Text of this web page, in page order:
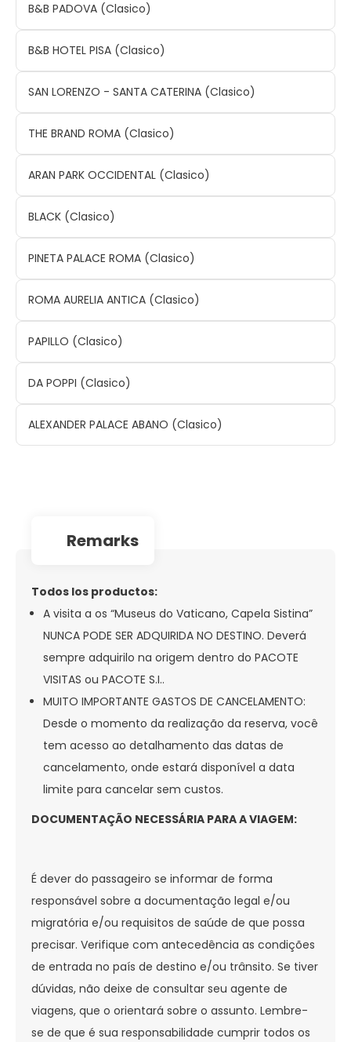
B&B PADOVA (Clasico)
B&B HOTEL PISA (Clasico)
SAN LORENZO - SANTA CATERINA (Clasico)
THE BRAND ROMA (Clasico)
ARAN PARK OCCIDENTAL (Clasico)
BLACK (Clasico)
PINETA PALACE ROMA (Clasico)
ROMA AURELIA ANTICA (Clasico)
PAPILLO (Clasico)
DA POPPI (Clasico)
ALEXANDER PALACE ABANO (Clasico)
remarks
Todos los productos:
A visita a os “Museus do Vaticano, Capela Sistina”
NUNCA PODE SER ADQUIRIDA NO DESTINO. Deverá
sempre adquirilo na origem dentro do PACOTE
VISITAS ou PACOTE S.I..
MUITO IMPORTANTE GASTOS DE CANCELAMENTO:
Desde o momento da realização da reserva, você
tem acesso ao detalhamento das datas de
cancelamento, onde estará disponível a data
limite para cancelar sem custos.
DOCUMENTAÇÃO NECESSÁRIA PARA A VIAGEM:
É dever do passageiro se informar de forma
responsável sobre a documentação legal e/ou
migratória e/ou requisitos de saúde de que possa
precisar. Verifique com antecedência as condições
de entrada no país de destino e/ou trânsito. Se tiver
dúvidas, não deixe de consultar seu agente de
viagens, que o orientará sobre o assunto. Lembre-
se de que é sua responsabilidade cumprir todos os